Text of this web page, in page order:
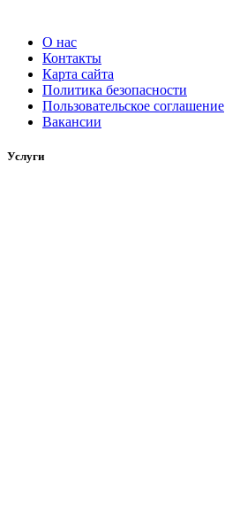
О нас
Контакты
Карта сайта
Политика безопасности
Пользовательское соглашение
Вакансии
Услуги